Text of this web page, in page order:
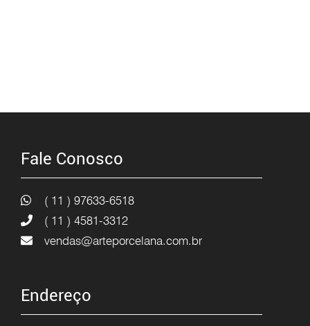
Fale Conosco
( 11 ) 97633-6518
( 11 ) 4581-3312
vendas@arteporcelana.com.br
Endereço